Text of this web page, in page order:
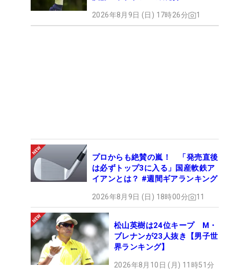
2026年8月9日 (日) 17時26分 1
プロからも絶賛の嵐！ 「発売直後
は必ずトップ3に入る」国産軟鉄ア
イアンとは？ #週間ギアランキング
2026年8月9日 (日) 18時00分 11
松山英樹は24位キープ M・
ブレナンが23人抜き【男子世
界ランキング】
2026年8月10日 (月) 11時51分